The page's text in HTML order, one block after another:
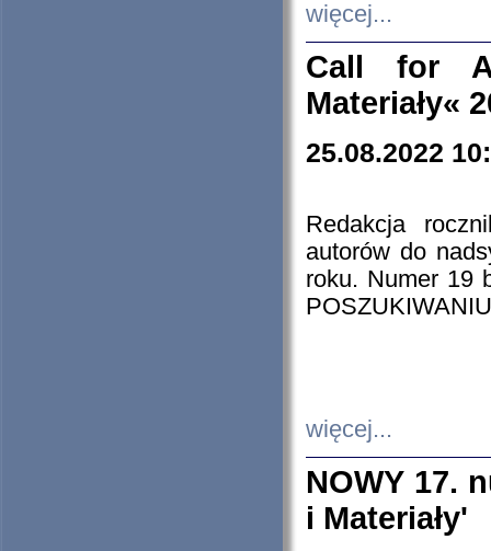
więcej...
Call for
Materiały«
25.08.2022
Redakcja
autorów do
roku. Numer 19
więcej...
NOWY 17.
i Materiały'